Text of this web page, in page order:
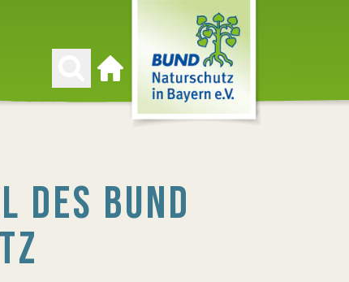
Zur Startseite
DES BUND